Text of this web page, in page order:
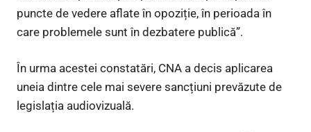
puncte de vedere aflate în opoziție, în perioada în
care problemele sunt în dezbatere publică”.
În urma acestei constatări, CNA a decis aplicarea
uneia dintre cele mai severe sancțiuni prevăzute de
legislația audiovizuală.